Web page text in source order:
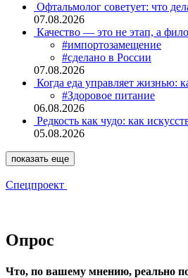
Офтальмолог советует: что
07.08.2026
Качество — это не этап, а
#импортозамещение
#сделано в России
07.08.2026
Когда еда управляет жизнью:
#Здоровое питание
06.08.2026
Редкость как чудо: как
05.08.2026
показать еще
Спецпроект
Опрос
Что, по вашему мнению, реально